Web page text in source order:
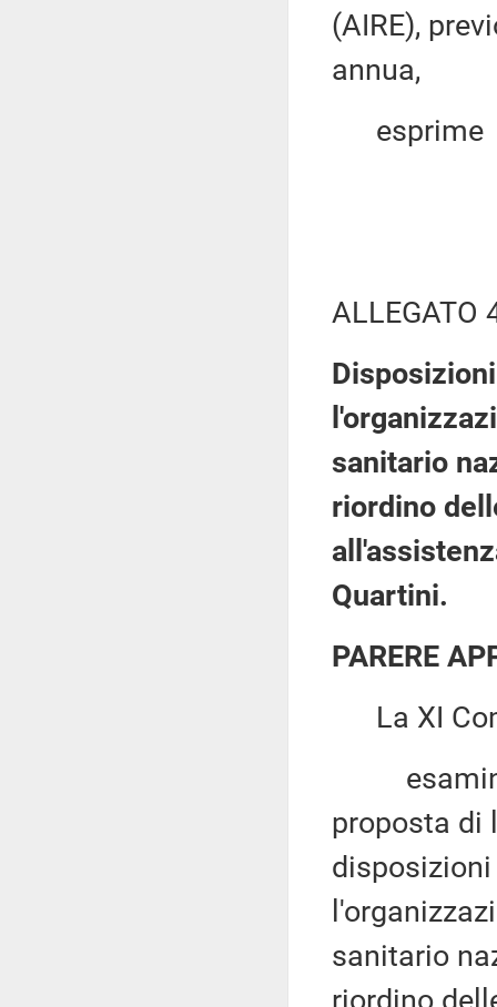
(AIRE),
annua,
esprime
ALLEGATO
sanitario
riordino
Quartini.
PARERE
La XI
proposta di
sanitario